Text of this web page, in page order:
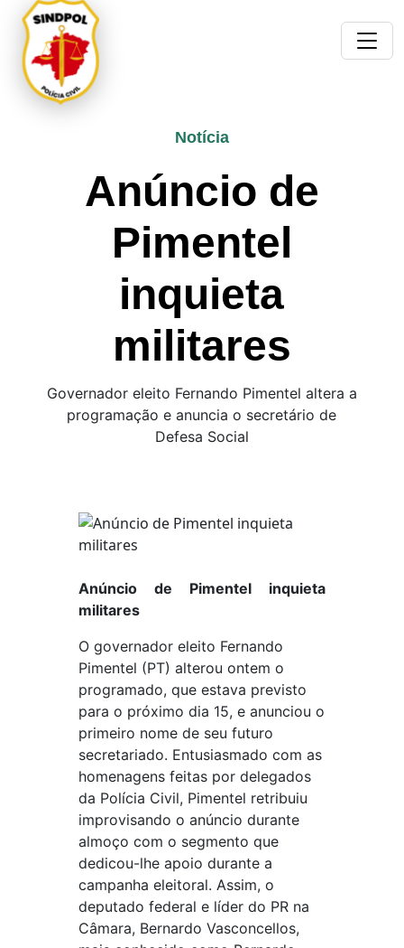
Notícia
Anúncio de
Pimentel
inquieta
militares
Governador eleito Fernando Pimentel altera a
programação e anuncia o secretário de
Defesa Social
Anúncio de Pimentel inquieta
militares
O governador eleito Fernando
Pimentel (PT) alterou ontem o
programado, que estava previsto
para o próximo dia 15, e anunciou o
primeiro nome de seu futuro
secretariado. Entusiasmado com as
homenagens feitas por delegados
da Polícia Civil, Pimentel retribuiu
improvisando o anúncio durante
almoço com o segmento que
dedicou-lhe apoio durante a
campanha eleitoral. Assim, o
deputado federal e líder do PR na
Câmara, Bernardo Vasconcellos,